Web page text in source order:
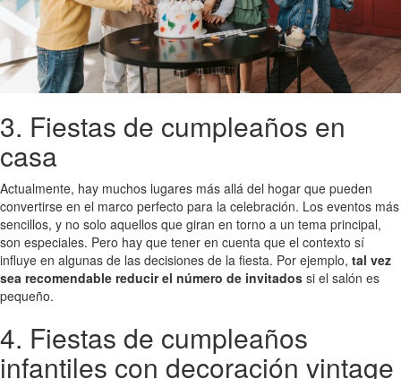
3. Fiestas de cumpleaños en
casa
Actualmente, hay muchos lugares más allá del hogar que pueden
convertirse en el marco perfecto para la celebración. Los eventos más
sencillos, y no solo aquellos que giran en torno a un tema principal,
son especiales. Pero hay que tener en cuenta que el contexto sí
influye en algunas de las decisiones de la fiesta. Por ejemplo, tal vez
sea recomendable reducir el número de invitados si el salón es
pequeño.
4. Fiestas de cumpleaños
infantiles con decoración vintage